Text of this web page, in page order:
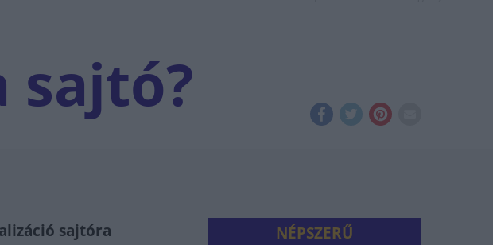
sajtó?
sajtóra
NÉPSZERŰ